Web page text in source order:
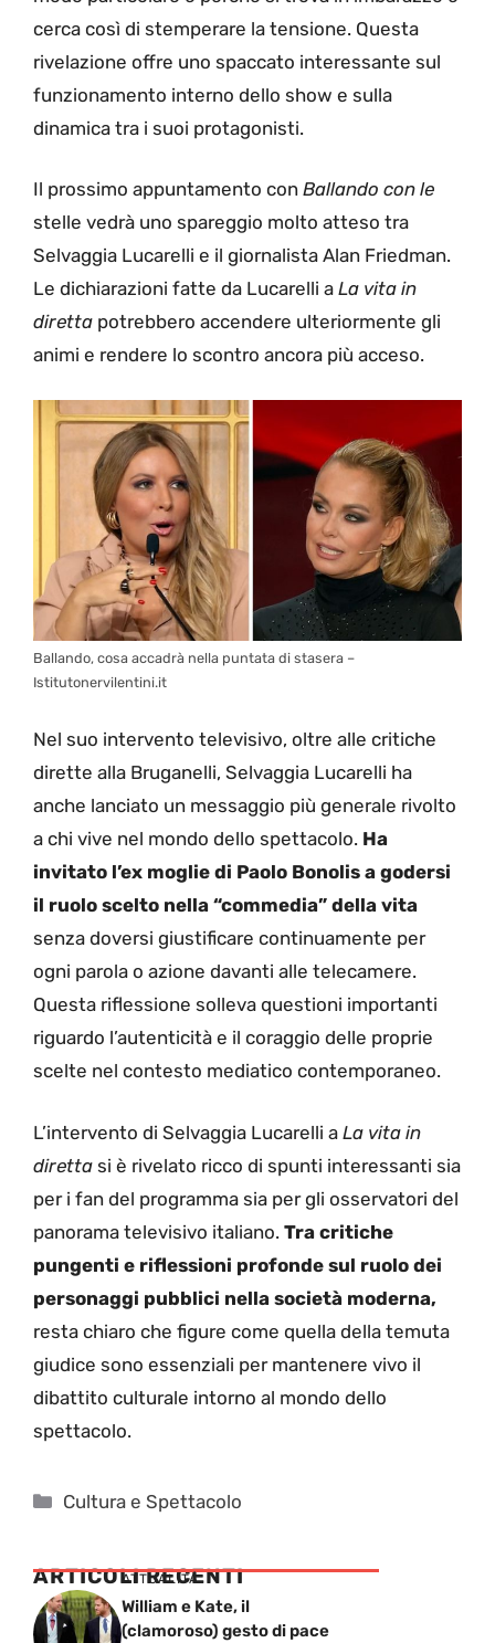
cerca così di stemperare la tensione. Questa
rivelazione offre uno spaccato interessante sul
funzionamento interno dello show e sulla
dinamica tra i suoi protagonisti.
Il prossimo appuntamento con Ballando con le
stelle vedrà uno spareggio molto atteso tra
Selvaggia Lucarelli e il giornalista Alan Friedman.
Le dichiarazioni fatte da Lucarelli a La vita in
diretta potrebbero accendere ulteriormente gli
animi e rendere lo scontro ancora più acceso.
Ballando, cosa accadrà nella puntata di stasera –
Istitutonervilentini.it
Nel suo intervento televisivo, oltre alle critiche
dirette alla Bruganelli, Selvaggia Lucarelli ha
anche lanciato un messaggio più generale rivolto
a chi vive nel mondo dello spettacolo. Ha
invitato l’ex moglie di Paolo Bonolis a godersi
il ruolo scelto nella “commedia” della vita
senza doversi giustificare continuamente per
ogni parola o azione davanti alle telecamere.
Questa riflessione solleva questioni importanti
riguardo l’autenticità e il coraggio delle proprie
scelte nel contesto mediatico contemporaneo.
L’intervento di Selvaggia Lucarelli a La vita in
diretta si è rivelato ricco di spunti interessanti sia
per i fan del programma sia per gli osservatori del
panorama televisivo italiano. Tra critiche
pungenti e riflessioni profonde sul ruolo dei
personaggi pubblici nella società moderna,
resta chiaro che figure come quella della temuta
giudice sono essenziali per mantenere vivo il
dibattito culturale intorno al mondo dello
spettacolo.
Categorie
Cultura e Spettacolo
ARTICOLI RECENTI
ATTUALITÁ
William e Kate, il
(clamoroso) gesto di pace